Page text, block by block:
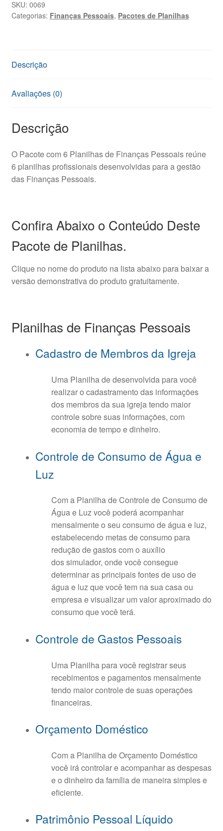
SKU: 0069
Categorias: Finanças Pessoais, Pacotes de Planilhas
Descrição
Avaliações (0)
Descrição
O Pacote com 6 Planilhas de Finanças Pessoais reúne
6 planilhas profissionais desenvolvidas para a gestão
das Finanças Pessoais.
Confira Abaixo o Conteúdo Deste
Pacote de Planilhas.
Clique no nome do produto na lista abaixo para baixar a
versão demonstrativa do produto gratuitamente.
Planilhas de Finanças Pessoais
Cadastro de Membros da Igreja
Uma Planilha de desenvolvida para você
realizar o cadastramento das informações
dos membros da sua igreja tendo maior
controle sobre suas informações, com
economia de tempo e dinheiro.
Controle de Consumo de Água e
Luz
Com a Planilha de Controle de Consumo de
Água e Luz você poderá acompanhar
mensalmente o seu consumo de água e luz,
estabelecendo metas de consumo para
redução de gastos com o auxílio
dos simulador, onde você consegue
determinar as principais fontes de uso de
água e luz que você tem na sua casa ou
empresa e visualizar um valor aproximado do
consumo que você terá.
Controle de Gastos Pessoais
Uma Planilha para você registrar seus
recebimentos e pagamentos mensalmente
tendo maior controle de suas operações
financeiras.
Orçamento Doméstico
Com a Planilha de Orçamento Doméstico
você irá controlar e acompanhar as despesas
e o dinheiro da família de maneira simples e
eficiente.
Patrimônio Pessoal Líquido